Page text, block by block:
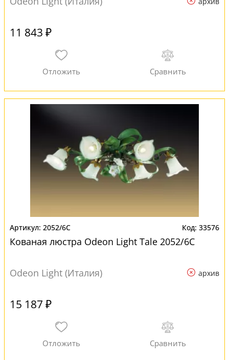
11 843 ₽
2052/6C 33576
Кованая люстра Odeon Light Tale 2052/6C
Odeon Light (Италия) архив
15 187 ₽